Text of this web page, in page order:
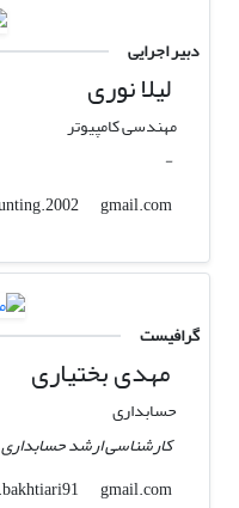
دبیر اجرایی
لیلا نوری
مهندسی کامپیوتر
-
accounting.2002
gmail.com
گرافیست
مهدی بختیاری
حسابداری
کارشناسی ارشد حسابداری
m.bakhtiari91
gmail.com